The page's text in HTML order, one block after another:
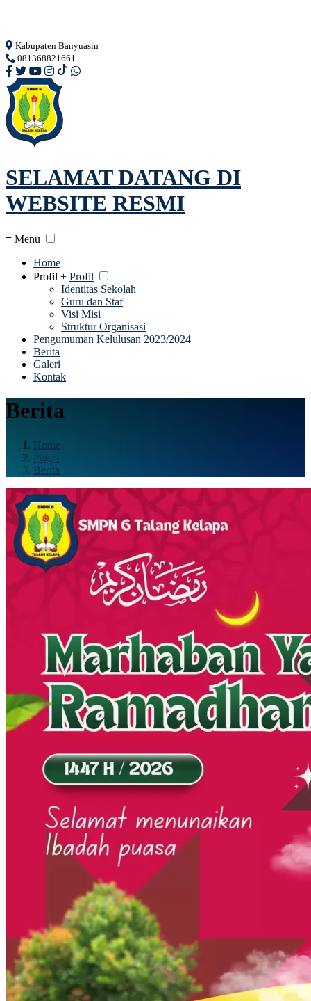
Kabupaten Banyuasin
081368821661
SELAMAT DATANG DI
WEBSITE RESMI
≡ Menu
Home
Profil + Profil
Identitas Sekolah
Guru dan Staf
Visi Misi
Struktur Organisasi
Pengumuman Kelulusan 2023/2024
Berita
Galeri
Kontak
Berita
Home
Pages
Berita